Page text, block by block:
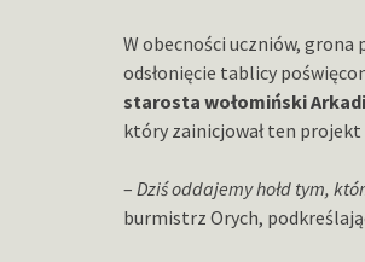
W obecności uczniów, grona
odsłonięcie tablicy
starosta wołomiński
który zainicjował ten
– Dziś oddajemy hołd tym,
burmistrz Orych,